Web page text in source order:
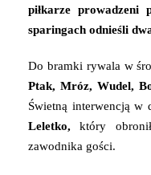
piłkarze prowadzeni
sparingach odnieśli
Do bramki rywala w
Ptak, Mróz, Wudel,
Świetną interwencją w
Leletko, który
zawodnika gości.